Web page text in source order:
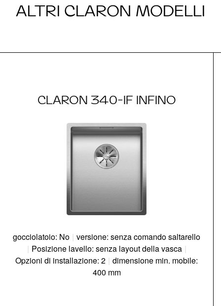
ALTRI CLARON MODELLI
CLARON 340-IF INFINO
gocciolatoio: No | versione: senza comando saltarello
| Posizione lavello: senza layout della vasca |
Opzioni di installazione: 2 | dimensione min. mobile:
400 mm